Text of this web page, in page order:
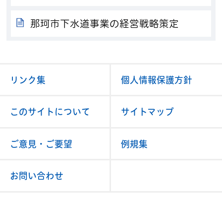
那珂市下水道事業の経営戦略策定
リンク集 個人情報保護方針
このサイトについて サイトマップ
ご意見・ご要望 例規集
お問い合わせ